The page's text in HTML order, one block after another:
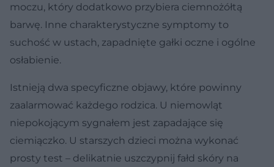
moczu, który dodatkowo przybiera ciemnożółtą
barwę. Inne charakterystyczne symptomy to
suchość w ustach, zapadnięte gałki oczne i ogólne
osłabienie.
Istnieją dwa specyficzne objawy, które powinny
zaalarmować każdego rodzica. U niemowląt
niepokojącym sygnałem jest zapadające się
ciemiączko. U starszych dzieci można wykonać
prosty test – delikatnie uszczypnij fałd skóry na